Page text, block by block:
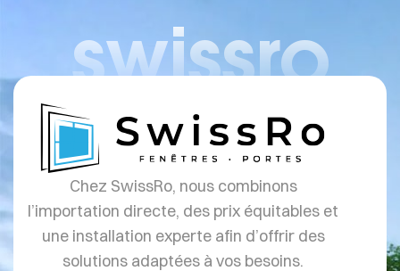
swissro
Chez SwissRo, nous combinons
l’importation directe, des prix équitables et
une installation experte afin d’offrir des
solutions adaptées à vos besoins.